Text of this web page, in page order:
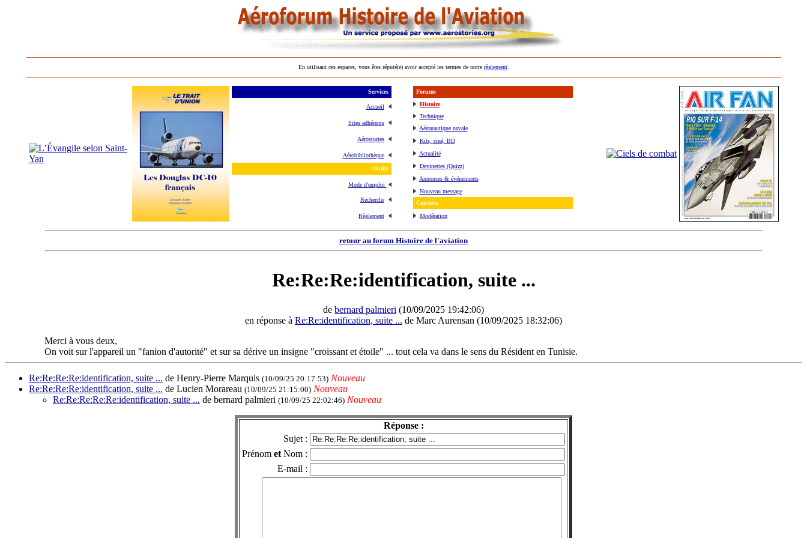
En utilisant ces espaces, vous êtes réputé(e) avoir accepté les termes de notre règlement.
Services
Accueil
Sites adhérents
Aérostories
Aérobibliothèque
Outils
Mode d'emploi
Recherche
Règlement
Forums
Histoire
Technique
Aéronautique navale
Kits, ciné, BD
Actualité
Devinettes (Quizz)
Annonces & événements
Nouveau message
Contacts
Modération
retour au forum Histoire de l'aviation
Re:Re:Re:identification, suite ...
de bernard palmieri (10/09/2025 19:42:06)
en réponse à Re:Re:identification, suite ... de Marc Aurensan (10/09/2025 18:32:06)
Merci à vous deux,
On voit sur l'appareil un "fanion d'autorité" et sur sa dérive un insigne "croissant et étoile" ... tout cela va dans le sens du Résident en Tunisie.
Re:Re:Re:Re:identification, suite ... de Henry-Pierre Marquis (10/09/25 20:17:53) Nouveau
Re:Re:Re:Re:identification, suite ... de Lucien Morareau (10/09/25 21:15:00) Nouveau
Re:Re:Re:Re:Re:identification, suite ... de bernard palmieri (10/09/25 22:02:46) Nouveau
Réponse :
Sujet :
Prénom et Nom :
E-mail :